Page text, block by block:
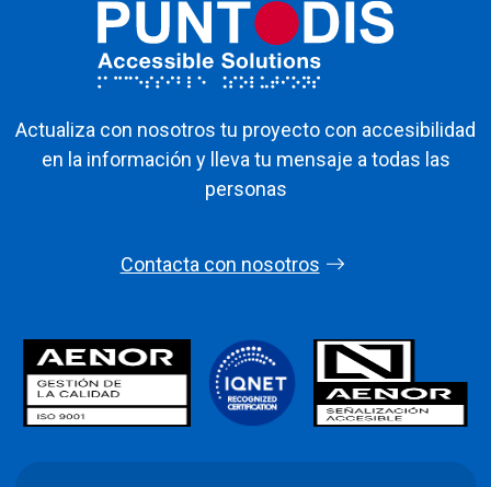
Actualiza con nosotros tu proyecto con accesibilidad
en la información y lleva tu mensaje a todas las
personas
Contacta con nosotros